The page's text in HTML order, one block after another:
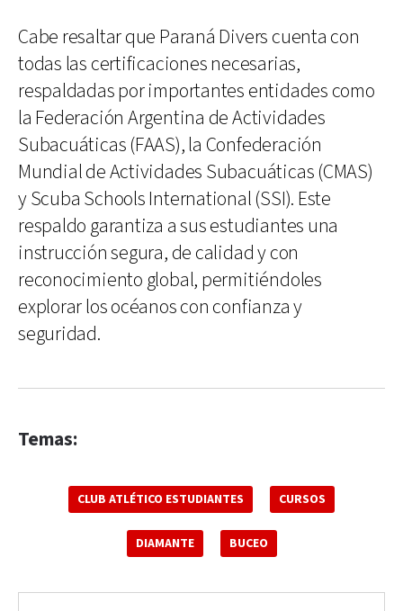
Cabe resaltar que Paraná Divers cuenta con
todas las certificaciones necesarias,
respaldadas por importantes entidades como
la Federación Argentina de Actividades
Subacuáticas (FAAS), la Confederación
Mundial de Actividades Subacuáticas (CMAS)
y Scuba Schools International (SSI). Este
respaldo garantiza a sus estudiantes una
instrucción segura, de calidad y con
reconocimiento global, permitiéndoles
explorar los océanos con confianza y
seguridad.
Temas:
CLUB ATLÉTICO ESTUDIANTES CURSOS
DIAMANTE BUCEO